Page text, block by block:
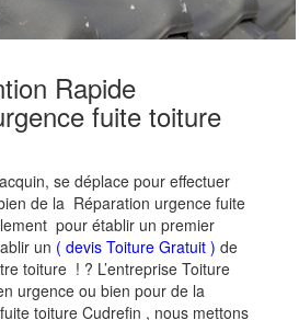
Rapide
fuite toiture
se déplace pour effectuer
de la Réparation urgence fuite
pour établir un premier
un ( devis Toiture Gratuit ) de
toiture ! ? L’entreprise Toiture
urgence ou bien pour de la
toiture Cudrefin , nous mettons